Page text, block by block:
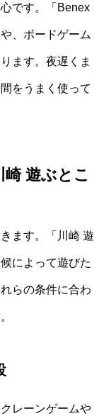
です。「Benex
、ボードゲーム
ます。夜遅くま
をうまく使って
遊ぶとこ
ます。「川崎 遊
によって遊びた
らの条件に合わ
レーンゲームや